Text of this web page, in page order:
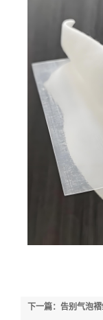
下一篇：告别气泡